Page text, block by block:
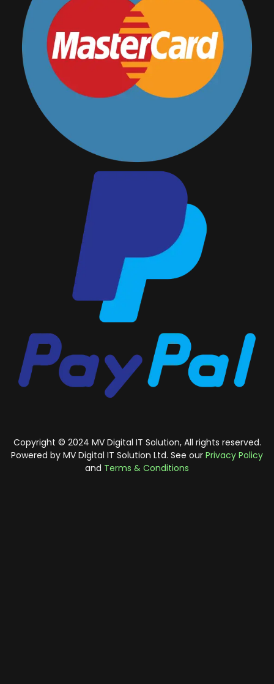
Copyright © 2024 MV Digital IT Solution, All rights reserved.
Powered by MV Digital IT Solution Ltd. See our Privacy Policy
and Terms & Conditions